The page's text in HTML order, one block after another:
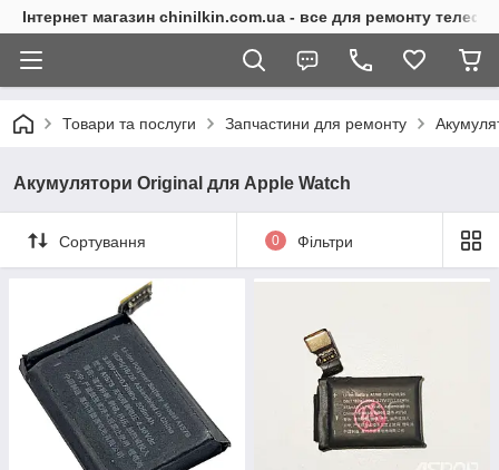
Інтернет магазин chinilkin.com.ua - все для ремонту
Товари та послуги Запчастини для ремонту
Акумулятори Original для Apple Watch
Сортування 0 Фільтри